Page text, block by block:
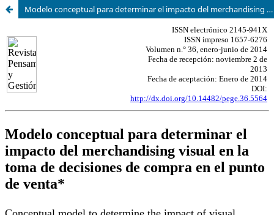
Modelo conceptual para determinar el impacto del merchandising visual en la toma de decisiones de compra en el punto de venta